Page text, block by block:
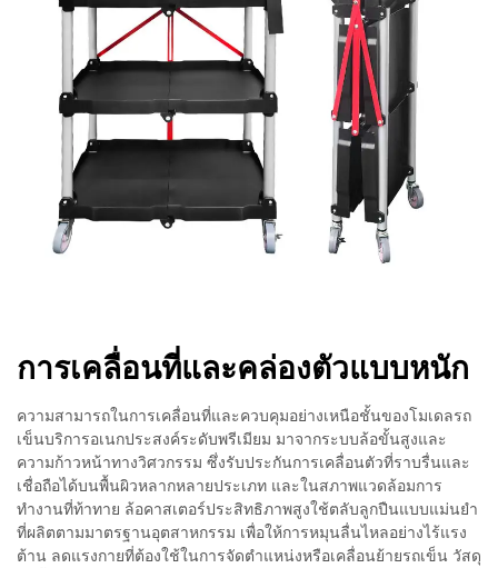
การเคลื่อนที่และคล่องตัวแบบหนัก
ความสามารถในการเคลื่อนที่และควบคุมอย่างเหนือชั้นของโมเดลรถ
เข็นบริการอเนกประสงค์ระดับพรีเมียม มาจากระบบล้อขั้นสูงและ
ความก้าวหน้าทางวิศวกรรม ซึ่งรับประกันการเคลื่อนตัวที่ราบรื่นและ
เชื่อถือได้บนพื้นผิวหลากหลายประเภท และในสภาพแวดล้อมการ
ทำงานที่ท้าทาย ล้อคาสเตอร์ประสิทธิภาพสูงใช้ตลับลูกปืนแบบแม่นยำ
ที่ผลิตตามมาตรฐานอุตสาหกรรม เพื่อให้การหมุนลื่นไหลอย่างไร้แรง
ต้าน ลดแรงกายที่ต้องใช้ในการจัดตำแหน่งหรือเคลื่อนย้ายรถเข็น วัสดุ